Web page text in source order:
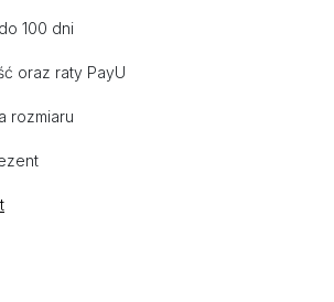
100 dni
oraz raty PayU
rozmiaru